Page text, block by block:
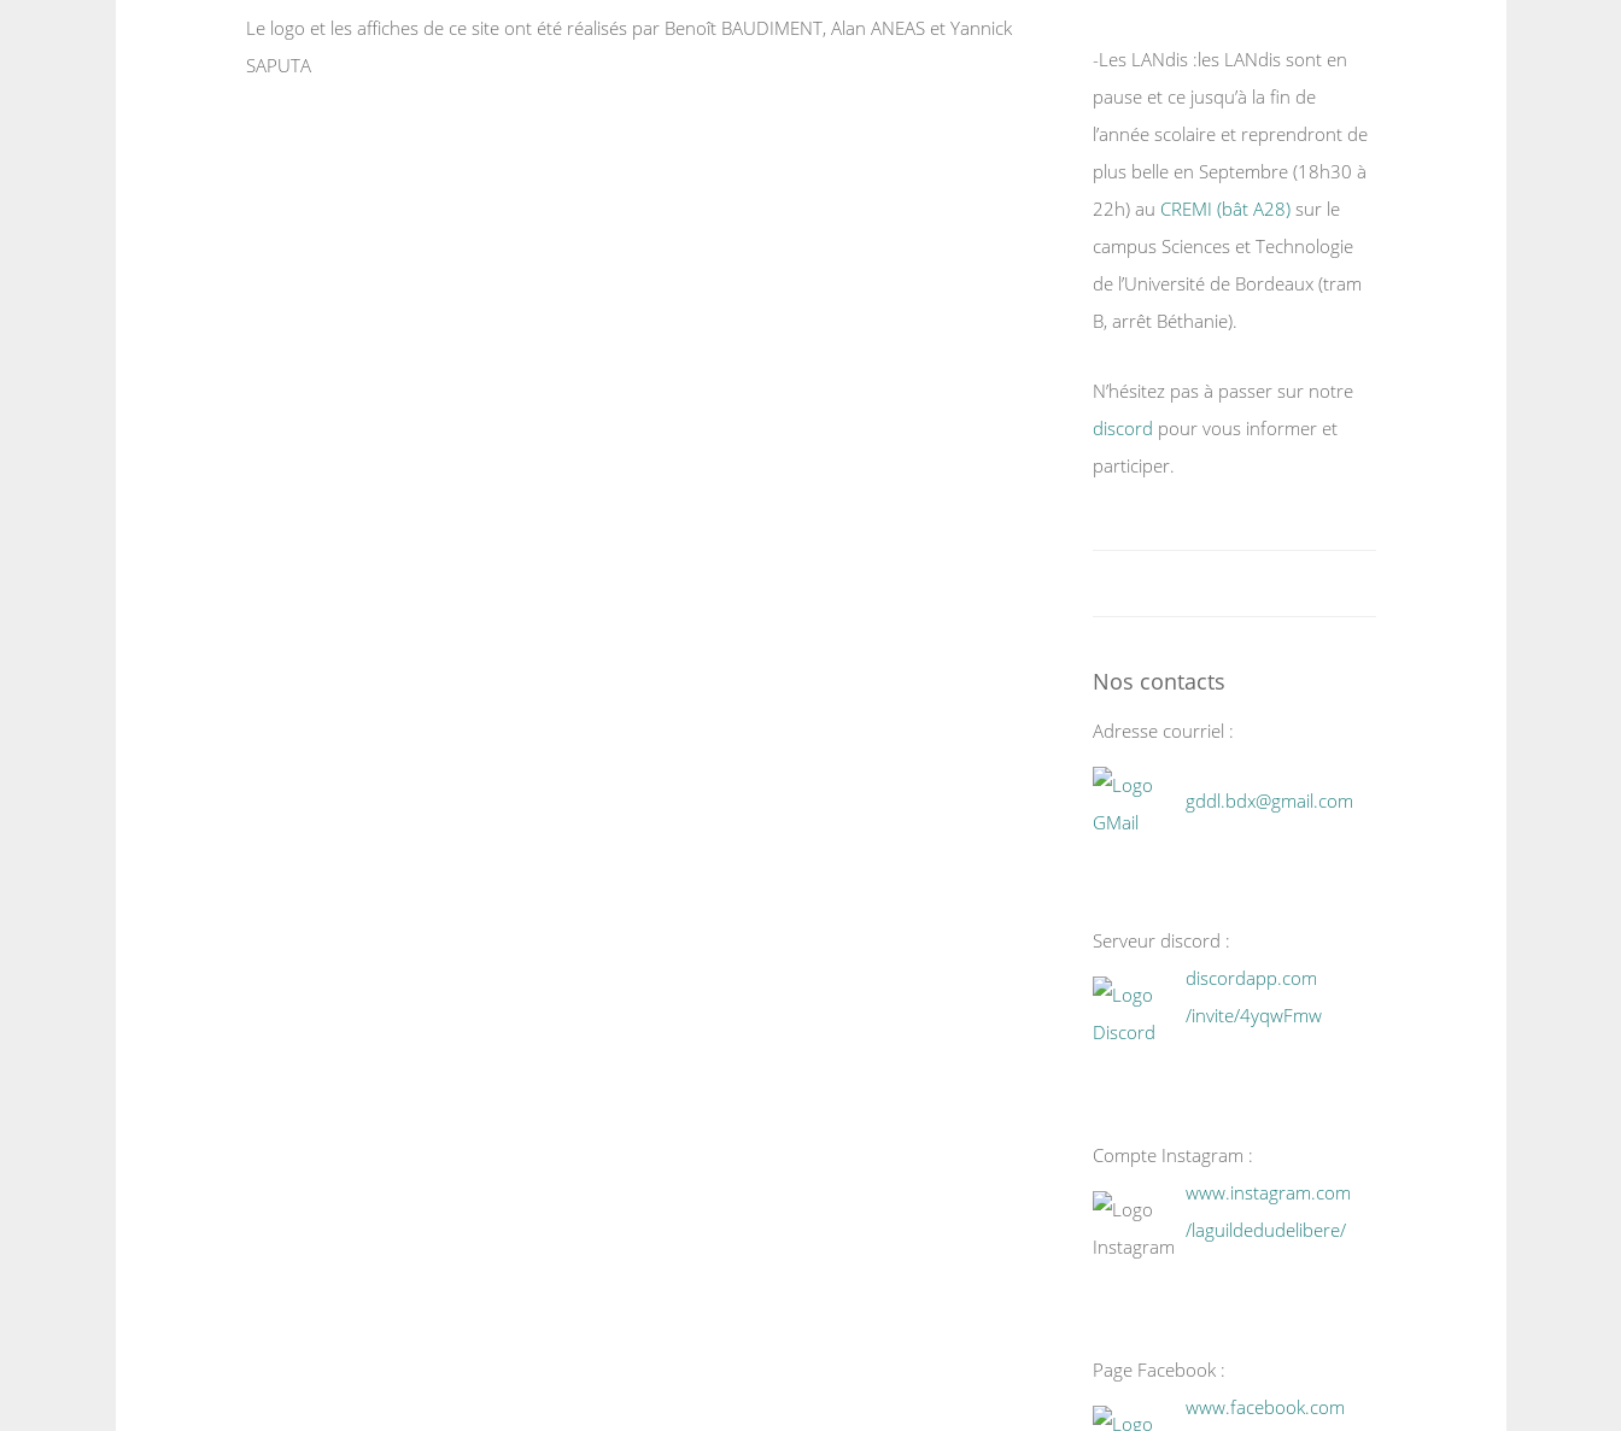
Le logo et les affiches de ce site ont été réalisés par Benoît BAUDIMENT, Alan ANEAS et Yannick
SAPUTA
-Les LANdis :les LANdis sont en
pause et ce jusqu’à la fin de
l’année scolaire et reprendront de
plus belle en Septembre (18h30 à
22h) au CREMI (bât A28) sur le
campus Sciences et Technologie
de l’Université de Bordeaux (tram
B, arrêt Béthanie).
N’hésitez pas à passer sur notre
discord pour vous informer et
participer.
Nos contacts
Adresse courriel :
gddl.bdx@gmail.com
Serveur discord :
discordapp.com
/invite/4yqwFmw
Compte Instagram :
www.instagram.com
/laguildedudelibere/
Page Facebook :
www.facebook.com